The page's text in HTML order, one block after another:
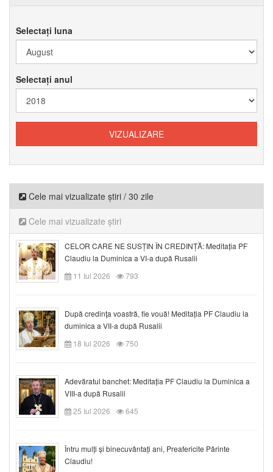
Selectați luna
Selectați anul
Cele mai vizualizate știri / 30 zile
Cele mai vizualizate știri
CELOR CARE NE SUSȚIN ÎN CREDINȚĂ: Meditația PF
Claudiu la Duminica a VI-a după Rusalii
11 Iul 2026
793
După credinţa voastră, fie vouă! Meditația PF Claudiu la
duminica a VII-a după Rusalii
18 Iul 2026
750
Adevăratul banchet: Meditația PF Claudiu la Duminica a
VIII-a după Rusalii
25 Iul 2026
645
Întru mulți și binecuvântați ani, Preafericite Părinte
Claudiu!